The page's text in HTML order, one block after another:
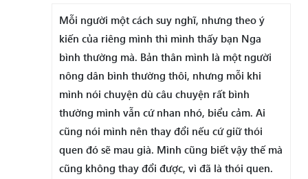
Mỗi người một cách suy nghĩ, nhưng theo ý
kiến của riêng mình thì mình thấy bạn Nga
bình thường mà. Bản thân mình là một người
nông dân bình thường thôi, nhưng mỗi khi
mình nói chuyện dù câu chuyện rất bình
thường mình vẫn cứ nhan nhó, biểu cảm. Ai
cũng nói mình nên thay đổi nếu cứ giữ thói
quen đó sẽ mau già. Mình cũng biết vậy thế mà
cũng không thay đổi được, vì đã là thói quen.